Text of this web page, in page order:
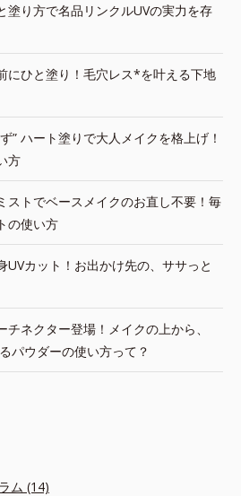
塗り方で名品リンクルUVの実力を存
にひと塗り！毛穴レス*を叶える下地
” ハート塗りで大人メイクを格上げ！
方
ストでベースメイクのお直し不要！毎
の使い方
UVカット！お出かけ先の、ササっと
チネクター登場！メイクの上から、
パウダーの使い方って？
ム (14)